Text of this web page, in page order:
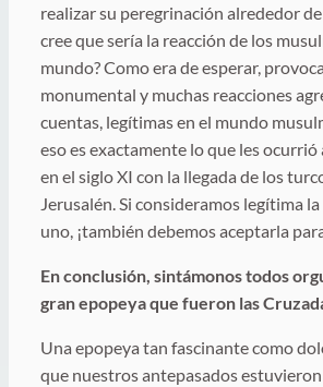
realizar su peregrinación alrededor de
cree que sería la reacción de los
mundo? Como era de esperar,
monumental y muchas reacciones
cuentas, legítimas en el mundo
eso es exactamente lo que les
en el siglo XI con la llegada de los
Jerusalén. Si consideramos legítima
uno, ¡también debemos aceptarla
En conclusión, sintámonos todos
gran epopeya que fueron las
Una epopeya tan fascinante como
que nuestros antepasados